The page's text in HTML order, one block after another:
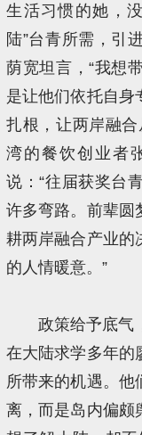
生活习惯的她，
陆”台青所需，引
荫宽坦言，“我想
是让他们依托自身
扎根，让两岸融
湾的餐饮创业者
说：“往届获奖台
许多弯路。前辈圆
耕两岸融合产业的
的人情暖意。”
政策给予底气
在大陆求学多年的
所带来的机遇。他
离，而是岛内偏